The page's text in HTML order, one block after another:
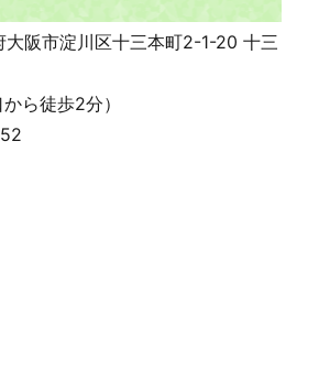
阪市淀川区十三本町2-1-20 十三
ら徒歩2分）